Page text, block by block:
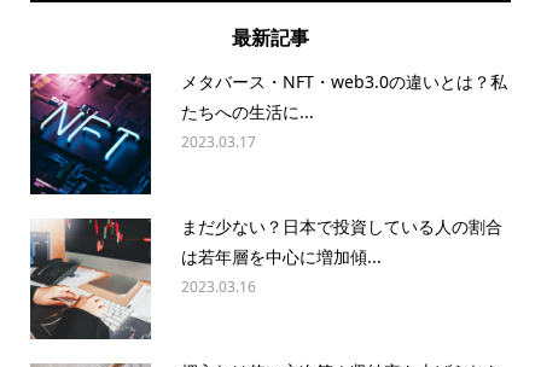
最新記事
メタバース・NFT・web3.0の違いとは？私
たちへの生活に...
2023.03.17
まだ少ない？日本で投資している人の割合
は若年層を中心に増加傾...
2023.03.16